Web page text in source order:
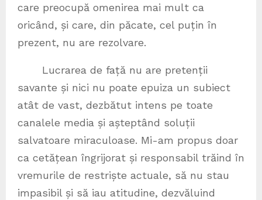
care preocupă omenirea mai mult ca
oricând, și care, din păcate, cel puțin în
prezent, nu are rezolvare.
Lucrarea de față nu are pretenții
savante și nici nu poate epuiza un subiect
atât de vast, dezbătut intens pe toate
canalele media și așteptând soluții
salvatoare miraculoase. Mi-am propus doar
ca cetățean îngrijorat și responsabil trăind în
vremurile de restriște actuale, să nu stau
impasibil și să iau atitudine, dezvăluind